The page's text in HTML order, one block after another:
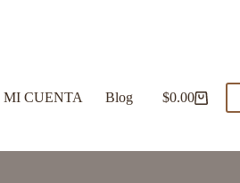
MI CUENTA Blog $0.00